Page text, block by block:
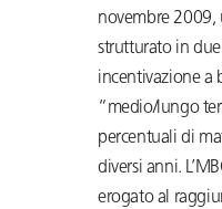
novembre
strutturato in
incentivazione a
“medio/lungo
percentuali di
diversi anni.
erogato al